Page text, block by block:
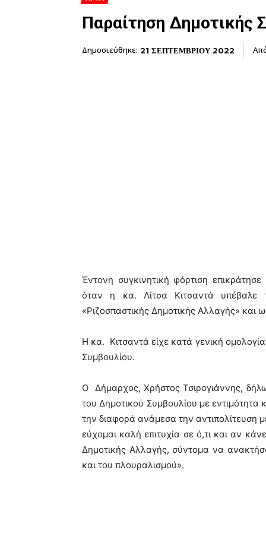
Παραίτηση Δημοτικής
Δημοσιεύθηκε: 21 ΣΕΠΤΕΜΒΡΙΟΥ 2022
Έντονη συγκινητική φόρτιση
όταν η κα. Λίτσα Κιτσαντά υπέβαλε
«Ριζοσπαστικής Δημοτικής Αλλαγής»
Η κα. Κιτσαντά είχε κατά γενική
Συμβουλίου.
Ο Δήμαρχος, Χρήστος Τσιρογιάννης,
του Δημοτικού Συμβουλίου με
την διαφορά ανάμεσα την αντιπολίτευση
εύχομαι καλή επιτυχία σε ό,τι και αν
Δημοτικής Αλλαγής, σύντομα να
και του πλουραλισμού».